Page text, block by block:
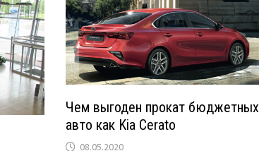
Чем выгоден прокат бюджетных
авто как Kia Cerato
08.05.2020